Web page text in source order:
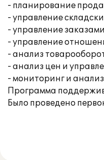
- планирование
- управление
- управление
- управление
- анализ
- анализ цен и
- мониторинг и
Программа
Было проведено